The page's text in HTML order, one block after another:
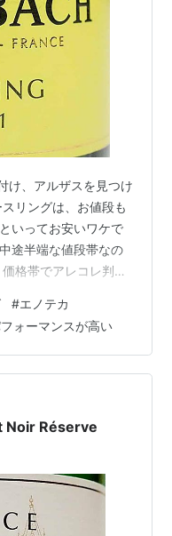
け、アルザスを見つけ
リングは、お値段も
いってお安いワケで
途半端な値段帯なの
格帯でアレコレ判断
円位のトコロっ
に思われてしまう。
突入してしまった方
いうコトから、まあ
うのが守備範囲とな
#エノテカ
ォーマンスが高い
Noir Réserve